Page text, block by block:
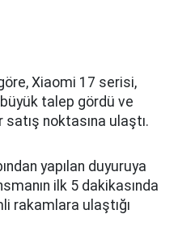
Xiaomi 17 serisi,
talep gördü ve
satış noktasına ulaştı.
yapılan duyuruya
ilk 5 dakikasında
rakamlara ulaştığı